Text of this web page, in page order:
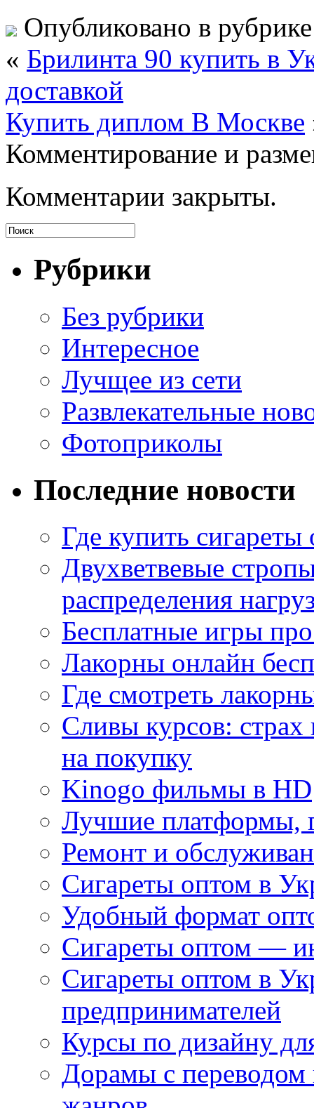
Опубликовано в
« Брилинта 90 купить в
доставкой
Купить диплом В Москве
Комментирование и
Комментарии закрыты.
Рубрики
Без рубрики
Интересное
Лучщее из сети
Развлекательные
Фотоприколы
Последние новости
Где купить
Двухветвевые
распределения
Бесплатные игры
Лакорны онлайн
Где смотреть
Сливы курсов:
на покупку
Kinogo фильмы в HD
Лучшие платформы,
Ремонт и
Сигареты оптом в
Удобный формат
Сигареты оптом —
Сигареты оптом в
предпринимателей
Курсы по дизайну
Дорамы с переводом